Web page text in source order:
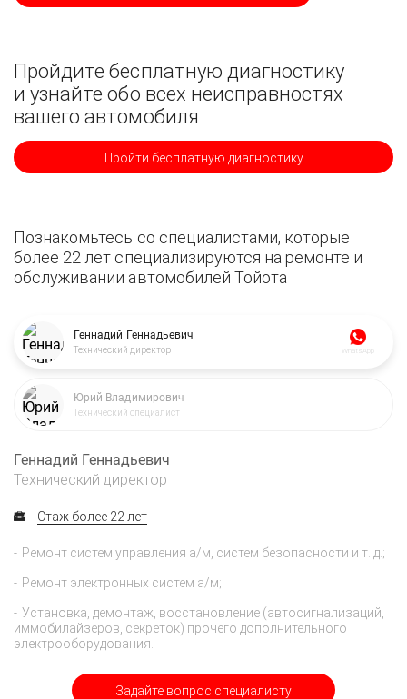
Пройдите бесплатную диагностику
и узнайте обо всех неисправностях
вашего автомобиля
Пройти бесплатную диагностику
Познакомьтесь со специалистами, которые
более 22 лет специализируются на ремонте и
обслуживании автомобилей Тойота
Геннадий Геннадьевич
Технический директор WhatsApp
Юрий Владимирович
Технический специалист
Задайте вопрос специалисту
Геннадий Геннадьевич
Технический директор
Стаж более 22 лет
Ремонт систем управления а/м, систем безопасности и т. д.;
Ремонт электронных систем а/м;
Установка, демонтаж, восстановление (автосигнализаций,
иммобилайзеров, секреток) прочего дополнительного
электрооборудования.